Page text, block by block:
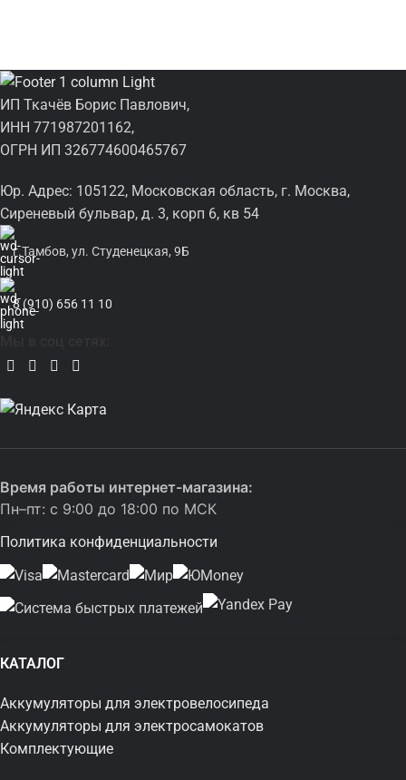
ИП Ткачёв Борис Павлович,
ИНН 771987201162,
ОГРН ИП 326774600465767
Юр. Адрес: 105122, Московская область, г. Москва,
Сиреневый бульвар, д. 3, корп 6, кв 54
г.Тамбов, ул. Студенецкая, 9Б
8 (910) 656 11 10
Время работы интернет-магазина:
Пн–пт: с 9:00 до 18:00 по МСК
Политика конфиденциальности
КАТАЛОГ
Аккумуляторы для электровелосипеда
Аккумуляторы для электросамокатов
Комплектующие